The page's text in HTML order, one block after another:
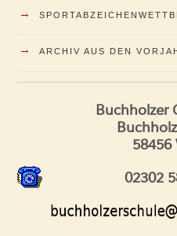
→
→ ARCHIV AUS DEN
Buchholzer
58456
02302